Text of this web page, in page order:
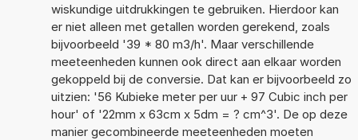
wiskundige uitdrukkingen te gebruiken. Hierdoor kan
er niet alleen met getallen worden gerekend, zoals
bijvoorbeeld '39 * 80 m3/h'. Maar verschillende
meeteenheden kunnen ook direct aan elkaar worden
gekoppeld bij de conversie. Dat kan er bijvoorbeeld zo
uitzien: '56 Kubieke meter per uur + 97 Cubic inch per
hour' of '22mm x 63cm x 5dm = ? cm^3'. De op deze
manier gecombineerde meeteenheden moeten